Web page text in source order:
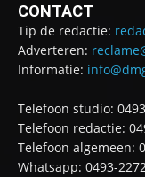
CONTACT
Tip de redactie:
Adverteren:
Informatie:
Telefoon studio:
Telefoon redactie:
Telefoon algemeen:
Whatsapp: 0493-